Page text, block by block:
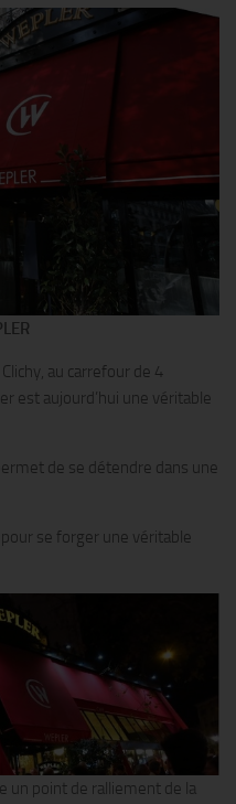
au carrefour de 4
est aujourd’hui une véritable
de se détendre dans une
se forger une véritable
un point de ralliement de la